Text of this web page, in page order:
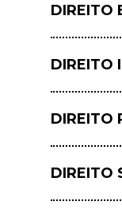
DIREITO
DIREITO
DIREITO
DIREITO